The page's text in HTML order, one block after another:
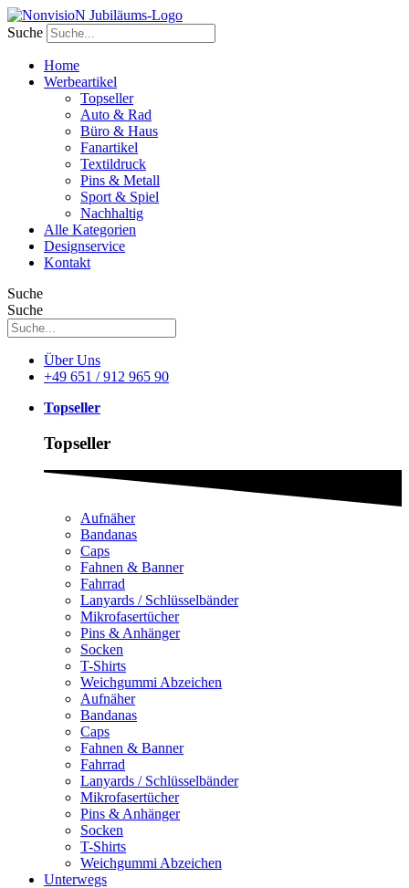
Zum
Inhalt
wechseln
Suche
Home
Werbeartikel
Topseller
Auto & Rad
Büro & Haus
Fanartikel
Textildruck
Pins & Metall
Sport & Spiel
Nachhaltig
Alle Kategorien
Designservice
Kontakt
Suche
Suche
Über Uns
+49 651 / 912 965 90
Topseller
Topseller
Aufnäher
Bandanas
Caps
Fahnen & Banner
Fahrrad
Lanyards / Schlüsselbänder
Mikrofasertücher
Pins & Anhänger
Socken
T-Shirts
Weichgummi Abzeichen
Aufnäher
Bandanas
Caps
Fahnen & Banner
Fahrrad
Lanyards / Schlüsselbänder
Mikrofasertücher
Pins & Anhänger
Socken
T-Shirts
Weichgummi Abzeichen
Unterwegs